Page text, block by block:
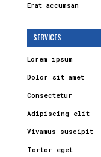
Erat accumsan
SERVICES
Lorem ipsum
Dolor sit amet
Consectetur
Adipiscing elit
Vivamus suscipit
Tortor eget